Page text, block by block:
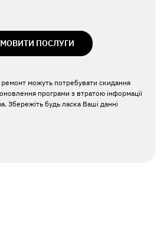
ПОСЛУГИ
ремонт можуть потребувати скидання
програми з втратою інформації
Збережіть будь ласка Ваші данні